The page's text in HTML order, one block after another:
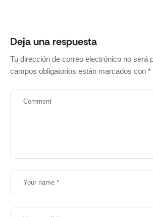
Deja una respuesta
Tu dirección de correo electrónico no será
campos obligatorios están marcados con *